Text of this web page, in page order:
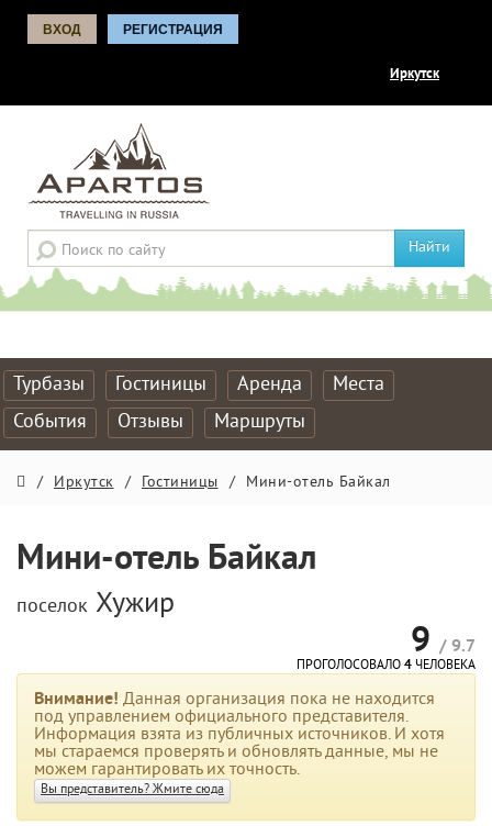
ВХОД РЕГИСТРАЦИЯ
Иркутск
Найти
Турбазы Гостиницы Аренда
Места
События
Отзывы Маршруты
/ Иркутск / Гостиницы / Мини-отель Байкал
Мини-отель Байкал
поселок Хужир
9 / 9.7
ПРОГОЛОСОВАЛО 4 ЧЕЛОВЕКА
Внимание! Данная организация пока не находится
под управлением официального представителя.
Информация взята из публичных источников. И хотя
мы стараемся проверять и обновлять данные, мы не
можем гарантировать их точность.
Вы представитель? Жмите сюда